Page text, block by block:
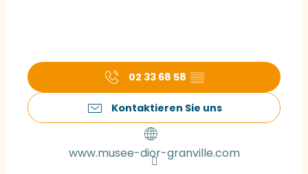
02 33 68 58 ▒▒
Kontaktieren Sie uns
www.musee-dior-granville.com